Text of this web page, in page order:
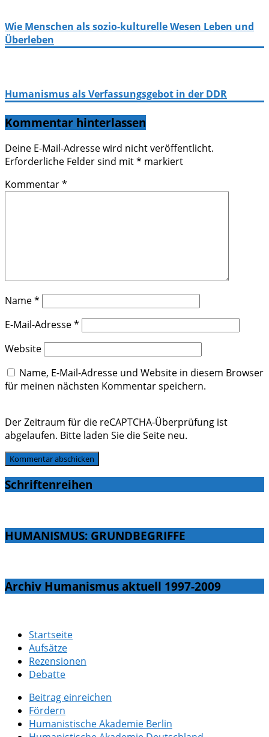
Wie Menschen als sozio-kulturelle Wesen Leben und
Überleben
Humanismus als Verfassungsgebot in der DDR
Kommentar hinterlassen
Deine E-Mail-Adresse wird nicht veröffentlicht.
Erforderliche Felder sind mit* markiert
Kommentar*
Name*
E-Mail-Adresse*
Website
Name, E-Mail-Adresse und Website in diesem Browser
für meinen nächsten Kommentar speichern.
Der Zeitraum für die reCAPTCHA-Überprüfung ist
abgelaufen. Bitte laden Sie die Seite neu.
Schriftenreihen
HUMANISMUS: GRUNDBEGRIFFE
Archiv Humanismus aktuell 1997-2009
Startseite
Aufsätze
Rezensionen
Debatte
Beitrag einreichen
Fördern
Humanistische Akademie Berlin